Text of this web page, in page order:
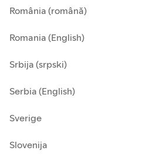
România (română)
Romania (English)
Srbija (srpski)
Serbia (English)
Sverige
Slovenija